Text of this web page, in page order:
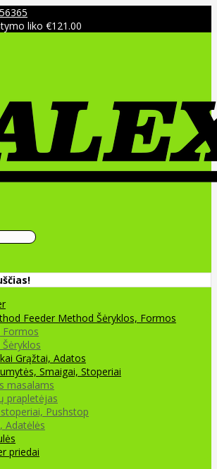
liko €121.00
Feeder Method Šėryklos, Formos
Formos
Grąžtai, Adatos
Smaigai, Stoperiai
masalams
prapletėjas
Pushstop
Adatėlės
priedai